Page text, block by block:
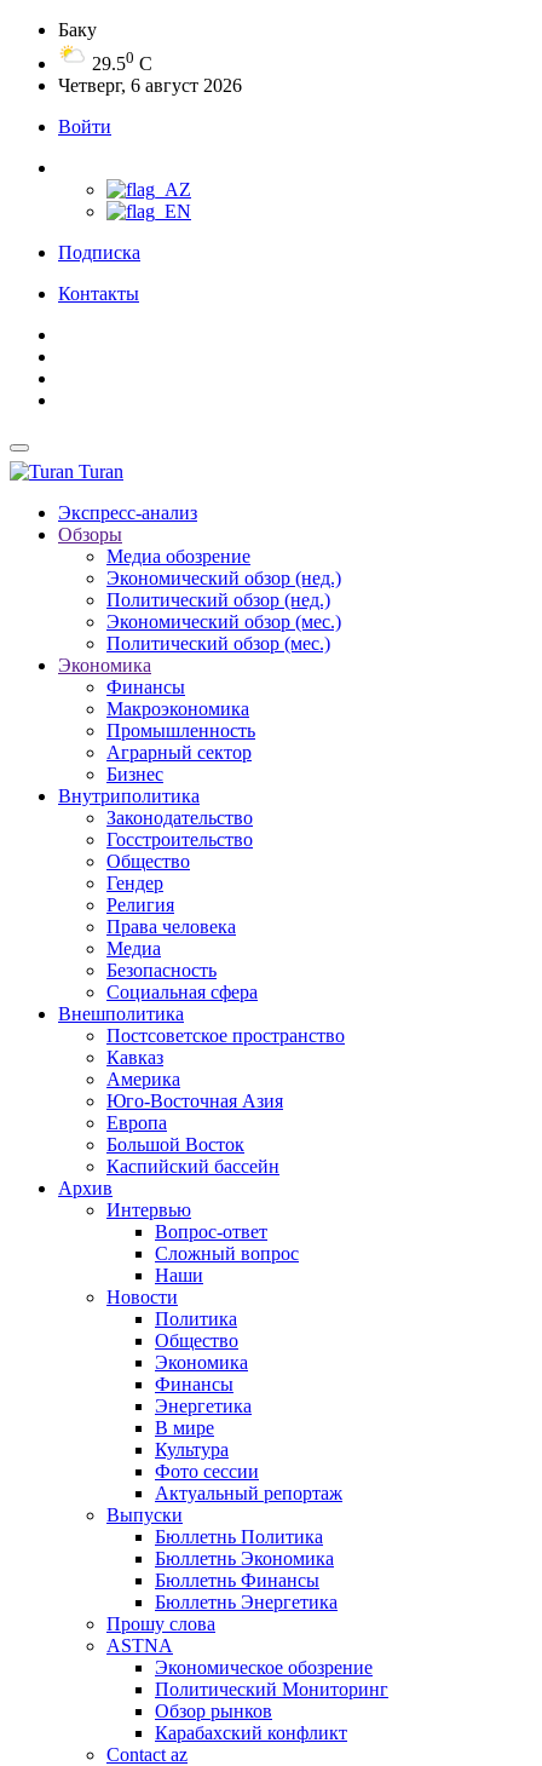
Баку
29.50 C
Четверг, 6 август 2026
Войти
Подписка
Контакты
Turan
Экспресс-анализ
Обзоры
Медиа обозрение
Экономический обзор (нед.)
Политический обзор (нед.)
Экономический обзор (мес.)
Политический обзор (мес.)
Экономика
Финансы
Макроэкономика
Промышленность
Аграрный сектор
Бизнес
Внутриполитика
Законодательство
Госстроительство
Общество
Гендер
Религия
Права человека
Медиа
Безопасность
Социальная сфера
Внешполитика
Постсоветское пространство
Кавказ
Америка
Юго-Восточная Азия
Европа
Большой Восток
Каспийский бассейн
Архив
Интервью
Вопрос-ответ
Сложный вопрос
Наши
Новости
Политика
Общество
Экономика
Финансы
Энергетика
В мире
Культура
Фото сессии
Актуальный репортаж
Выпуски
Бюллетнь Политика
Бюллетнь Экономика
Бюллетнь Финансы
Бюллетнь Энергетика
Прошу слова
ASTNA
Экономическое обозрение
Политический Мониторинг
Обзор рынков
Карабахский конфликт
Contact az